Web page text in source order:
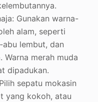
.
Gunakan warna-
alam, seperti
lembut, dan
Warna merah muda
dipadukan.
sepatu mokasin
yang kokoh, atau